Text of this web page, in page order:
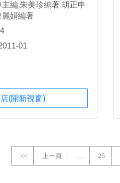
編,朱美珍編著,胡正申
麗娟編著
01
(開新視窗)
<< 上一頁 25